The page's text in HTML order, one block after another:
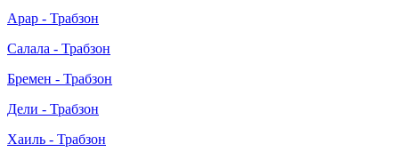
Арар - Трабзон
Салала - Трабзон
Бремен - Трабзон
Дели - Трабзон
Хаиль - Трабзон